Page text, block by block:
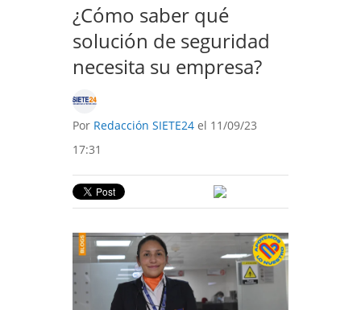
¿Cómo saber qué
solución de seguridad
necesita su empresa?
Por Redacción SIETE24 el 11/09/23
17:31